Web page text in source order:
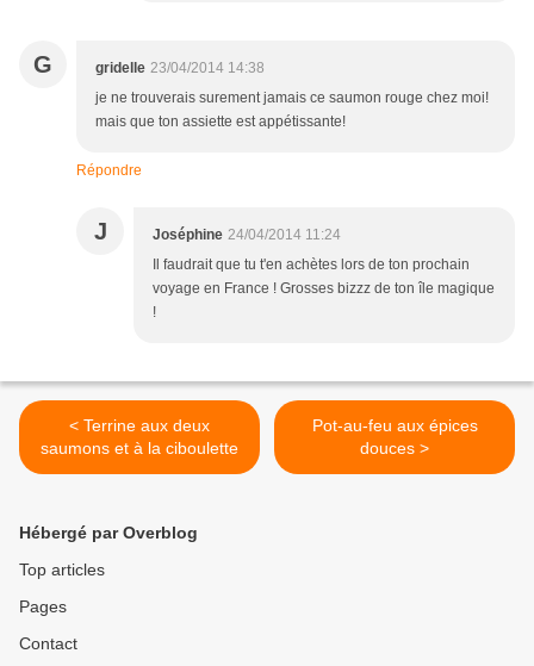
G gridelle 23/04/2014 14:38
je ne trouverais surement jamais ce saumon rouge chez moi!
mais que ton assiette est appétissante!
Répondre
J Joséphine 24/04/2014 11:24
Il faudrait que tu t'en achètes lors de ton prochain
voyage en France ! Grosses bizzz de ton île magique
!
< Terrine aux deux
saumons et à la ciboulette
Pot-au-feu aux épices
douces >
Hébergé par Overblog
Top articles
Pages
Contact